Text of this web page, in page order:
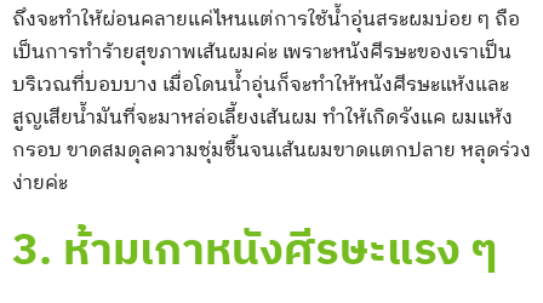
ถึงจะทำให้ผ่อนคลายแค่ไหนแต่การใช้น้ำอุ่นสระผมบ่อย ๆ ถือ
เป็นการทำร้ายสุขภาพเส้นผมค่ะ เพราะหนังศีรษะของเราเป็น
บริเวณที่บอบบาง เมื่อโดนน้ำอุ่นก็จะทำให้หนังศีรษะแห้งและ
สูญเสียน้ำมันที่จะมาหล่อเลี้ยงเส้นผม ทำให้เกิดรังแค ผมแห้ง
กรอบ ขาดสมดุลความชุ่มชื้นจนเส้นผมขาดแตกปลาย หลุดร่วง
ง่ายค่ะ
3. ห้ามเกาหนังศีรษะแรง ๆ